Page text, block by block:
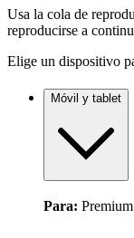
Usa la cola de
reproducirse a
Elige un dispositivo
Móvil y tablet
Para: Premium